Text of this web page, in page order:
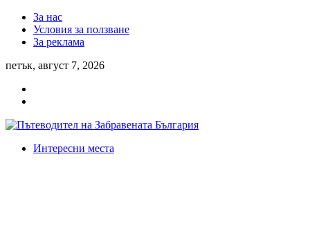
За нас
Условия за ползване
За реклама
петък, август 7, 2026
Интересни места